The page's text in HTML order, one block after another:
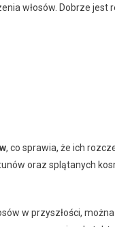
włosów. Dobrze jest
, co sprawia, że ich
oraz splątanych
w przyszłości,